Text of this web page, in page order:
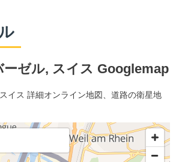
ーゼル, スイス Googlemap
イス 詳細オンライン地図、道路の衛星地